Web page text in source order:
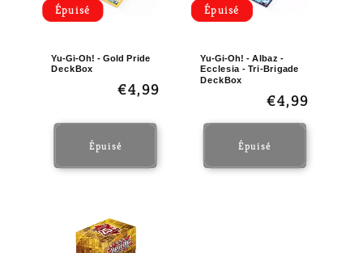
Épuisé
Yu-Gi-Oh! - Gold Pride
DeckBox
Prix
€4,99
Épuisé
Épuisé
Yu-Gi-Oh! - Albaz -
Ecclesia - Tri-Brigade
DeckBox
Prix
habituel
€4,99
Épuisé